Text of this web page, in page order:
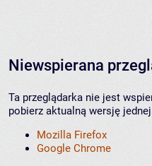
Niewspierana
Ta przeglądarka nie jest
pobierz aktualną wersję
Mozilla Firefox
Google Chrome